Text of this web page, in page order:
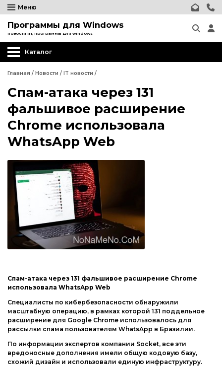
Меню
Программы для Windows
новости ит, программы для windows
Каталог
Главная / Новости / IT новости /
Спам-атака через 131
фальшивое расширение
Chrome использовала
WhatsApp Web
Спам-атака через 131 фальшивое расширение Chrome
использовала WhatsApp Web
Специалисты по кибербезопасности обнаружили
масштабную операцию, в рамках которой 131 поддельное
расширение для Google Chrome использовалось для
рассылки спама пользователям WhatsApp в Бразилии.
По информации экспертов компании Socket, все эти
вредоносные дополнения имели общую кодовую базу,
схожий дизайн и использовали единую инфраструктуру.